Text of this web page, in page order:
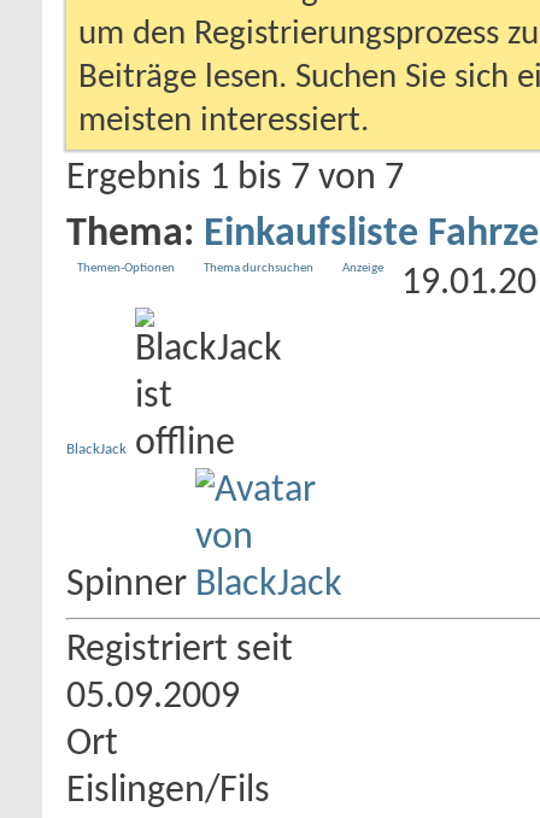
um den Registrierungsprozess
Beiträge lesen. Suchen Sie sich
meisten interessiert.
Ergebnis 1 bis 7 von 7
Thema: Einkaufsliste
Themen-Optionen Thema durchsuchen Anzeige
BlackJack
Spinner
Registriert seit
05.09.2009
Ort
Eislingen/Fils